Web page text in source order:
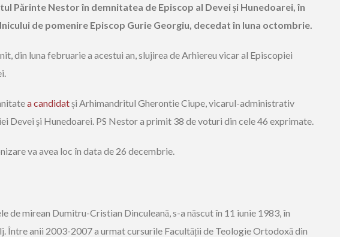
Părinte Nestor în demnitatea de Episcop al Devei și Hunedoarei, în
de pomenire Episcop Gurie Georgiu, decedat în luna octombrie.
din luna februarie a acestui an, slujirea de Arhiereu vicar al Episcopiei
a candidatși Arhimandritul Gherontie Ciupe, vicarul-administrativ
Devei şi Hunedoarei. PS Nestor a primit 38 de voturi din cele 46 exprimate.
va avea loc în data de 26 decembrie.
de mirean Dumitru-Cristian Dinculeană, s-a născut în 11 iunie 1983, în
Între anii 2003-2007 a urmat cursurile Facultății de Teologie Ortodoxă din